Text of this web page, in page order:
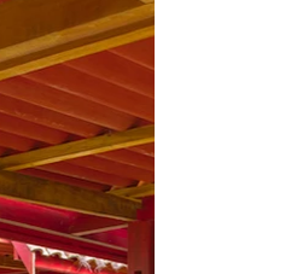
auf der Terrasse.